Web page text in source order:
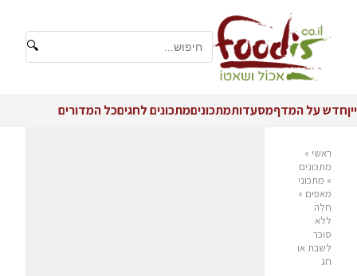
🔍
ייןחדש על המדףמסעדותמתכוניםמתכונים לחגיםכל המדורים
ראשי »
מתכונים
» מתכוני
מאפים »
חלה
ללא
סוכר
לשבת או
חג